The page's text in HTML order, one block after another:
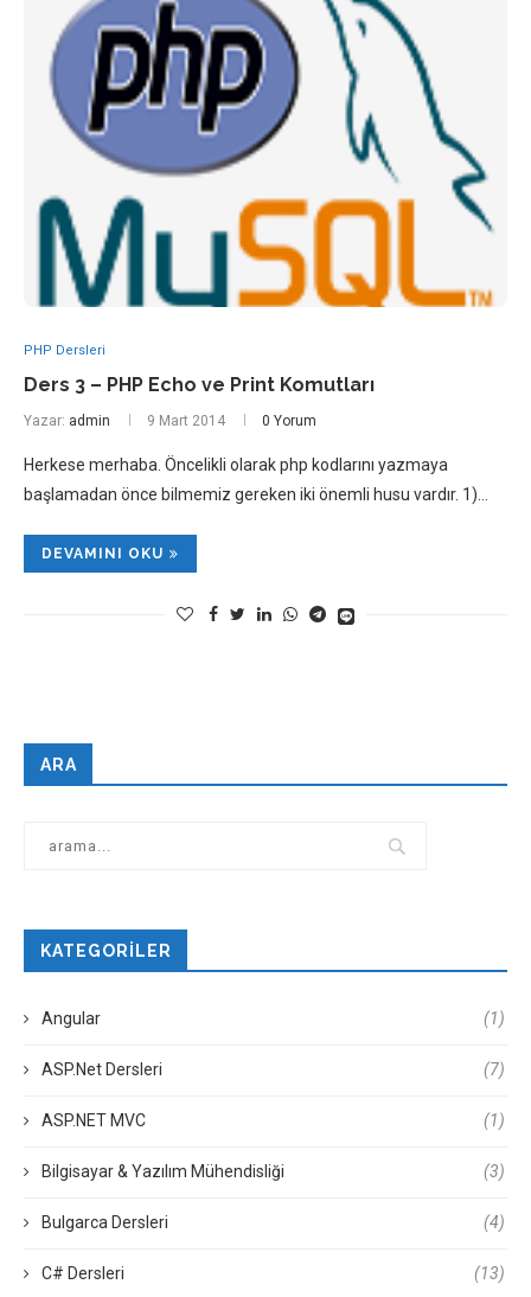
PHP Dersleri
Ders 3 – PHP Echo ve Print Komutları
Yazar: admin 9 Mart 2014 0 Yorum
Herkese merhaba. Öncelikli olarak php kodlarını yazmaya
başlamadan önce bilmemiz gereken iki önemli husu vardır. 1)…
DEVAMINI OKU
ARA
KATEGORILER
Angular (1)
ASP.Net Dersleri (7)
ASP.NET MVC (1)
Bilgisayar & Yazılım Mühendisliği (3)
Bulgarca Dersleri (4)
C# Dersleri (13)